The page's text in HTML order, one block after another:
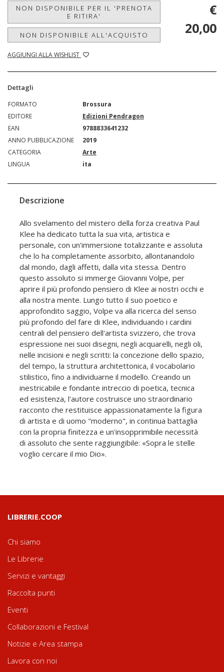
NON DISPONIBILE PER IL 'PRENOTA
E RITIRA'
NON DISPONIBILE ALL'ACQUISTO
AGGIUNGI ALLA WISHLIST
€
20,00
Dettagli
FORMATO
Brossura
EDITORE
Edizioni Pendragon
EAN
9788833641232
ANNO PUBBLICAZIONE
2019
CATEGORIA
Arte
LINGUA
ita
Descrizione
Allo svelamento del mistero della forza creativa Paul
Klee ha dedicato tutta la sua vita, artistica e
personale, con un'immersione totalizzante e assoluta
che lo ha completamente assorbito, allontanandolo
dal mondo, dagli affetti, dalla vita stessa. Dentro
questo assoluto si immerge Giovanni Volpe, per
aprire il più profondo pensiero di Klee ai nostri occhi e
alla nostra mente. Lungo tutto il suo poetico e
approfondito saggio, Volpe va alla ricerca del senso
più profondo del fare di Klee, individuando i cardini
centrali del pensiero dell'artista svizzero, che trova
espressione nei suoi disegni, negli acquarelli, negli oli,
nelle incisioni e negli scritti: la concezione dello spazio,
del tempo, la struttura architettonica, il vocabolario
stilistico, fino a individuarne il modello. Creando un
inestricabile e fondante intreccio di poetica, tecnica
ed esistenza, l'autore costruisce uno straordinario
racconto che restituisce appassionatamente la figura
di artista e di uomo "moderno", in continua battaglia
con la propria finitezza e un'insopprimibile necessità
di assoluto che sente raggiungibile: «Sopra le stelle
voglio cercare il mio Dio».
LIBRERIE.COOP
Chi siamo
Le Librerie
Servizi e vantaggi
Raccolta punti
Eventi
Collaborazioni e Festival
Notizie e Area stampa
Lavora con noi